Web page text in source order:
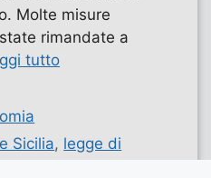
Molte misure
rimandate a
tutto
Sicilia, legge di